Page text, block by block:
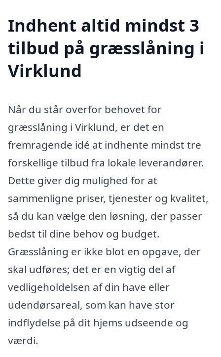
Indhent altid mindst 3
tilbud på græsslåning i
Virklund
Når du står overfor behovet for
græsslåning i Virklund, er det en
fremragende idé at indhente mindst tre
forskellige tilbud fra lokale leverandører.
Dette giver dig mulighed for at
sammenligne priser, tjenester og kvalitet,
så du kan vælge den løsning, der passer
bedst til dine behov og budget.
Græsslåning er ikke blot en opgave, der
skal udføres; det er en vigtig del af
vedligeholdelsen af din have eller
udendørsareal, som kan have stor
indflydelse på dit hjems udseende og
værdi.